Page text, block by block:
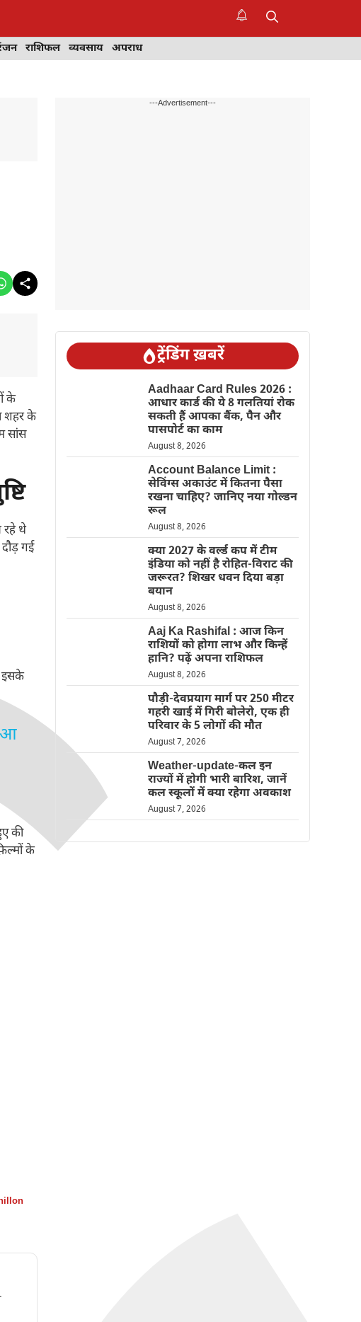
राशिफल व्यवसाय अपराध
के
शहर के
सांस
रहे थे
गई
इसके
की
के
---Advertisement---
ट्रेंडिंग ख़बरें
Aadhaar Card Rules 2026 :
आधार कार्ड की ये 8 गलतियां रोक
सकती हैं आपका बैंक, पैन और
पासपोर्ट का काम
August 8, 2026
Account Balance Limit :
सेविंग्स अकाउंट में कितना पैसा
रखना चाहिए? जानिए नया गोल्डन
रूल
August 8, 2026
क्या 2027 के वर्ल्ड कप में टीम
इंडिया को नहीं है रोहित-विराट की
जरूरत? शिखर धवन दिया बड़ा
बयान
August 8, 2026
Aaj Ka Rashifal : आज किन
राशियों को होगा लाभ और किन्हें
हानि? पढ़ें अपना राशिफल
August 8, 2026
पौड़ी-देवप्रयाग मार्ग पर 250 मीटर
गहरी खाई में गिरी बोलेरो, एक ही
परिवार के 5 लोगों की मौत
August 7, 2026
Weather-update-कल इन
राज्यों में होगी भारी बारिश, जानें
कल स्कूलों में क्या रहेगा अवकाश
August 7, 2026